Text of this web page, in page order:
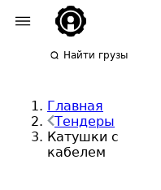
Найти грузы
Главная
Тендеры
Катушки с
кабелем